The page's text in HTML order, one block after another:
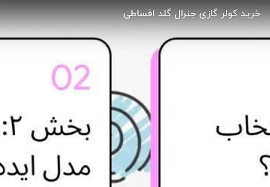
خرید کولر گازی جنرال گلد اقساطی